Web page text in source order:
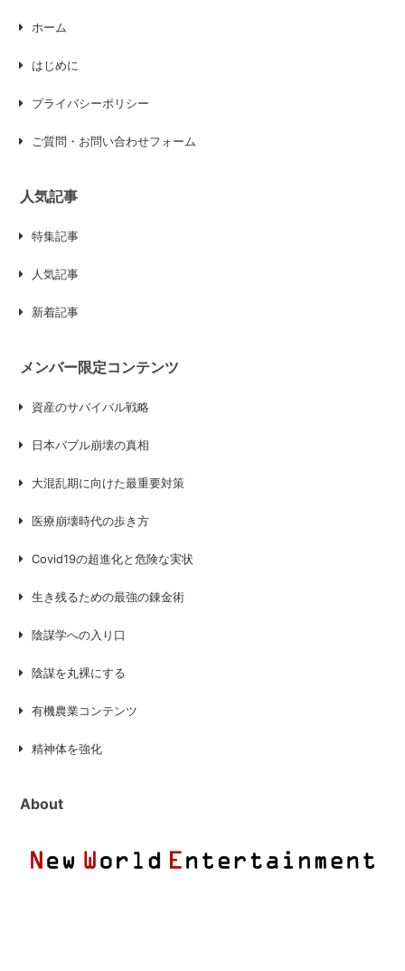
ホーム
はじめに
プライバシーポリシー
ご質問・お問い合わせフォーム
人気記事
特集記事
人気記事
新着記事
メンバー限定コンテンツ
資産のサバイバル戦略
日本バブル崩壊の真相
大混乱期に向けた最重要対策
医療崩壊時代の歩き方
Covid19の超進化と危険な実状
生き残るための最強の錬金術
陰謀学への入り口
陰謀を丸裸にする
有機農業コンテンツ
精神体を強化
About